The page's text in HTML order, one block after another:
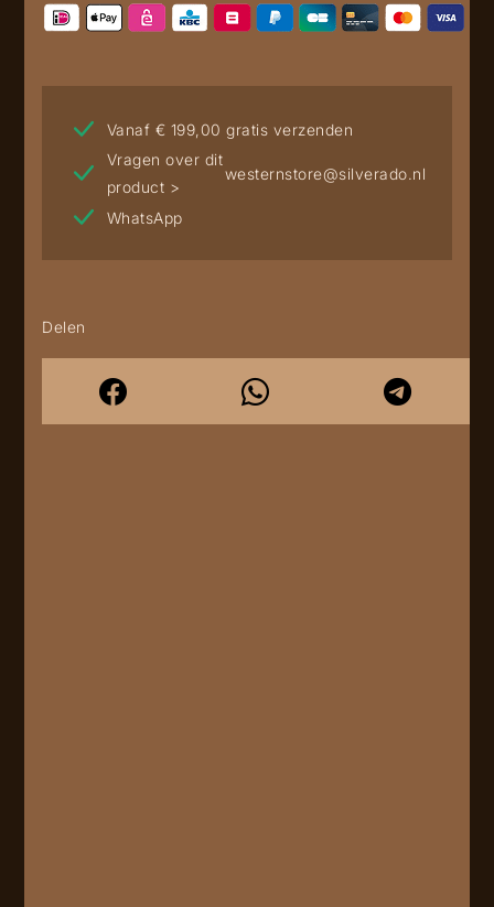
Vanaf € 199,00 gratis verzenden
Vragen over dit
product >
westernstore@silverado.nl
WhatsApp
Delen